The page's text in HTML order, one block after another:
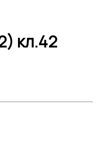
кл.42